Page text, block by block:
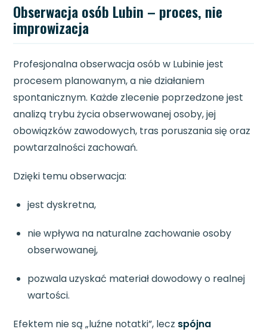
Obserwacja osób Lubin – proces, nie
improwizacja
Profesjonalna obserwacja osób w Lubinie jest
procesem planowanym, a nie działaniem
spontanicznym. Każde zlecenie poprzedzone jest
analizą trybu życia obserwowanej osoby, jej
obowiązków zawodowych, tras poruszania się oraz
powtarzalności zachowań.
Dzięki temu obserwacja:
jest dyskretna,
nie wpływa na naturalne zachowanie osoby
obserwowanej,
pozwala uzyskać materiał dowodowy o realnej
wartości.
Efektem nie są „luźne notatki”, lecz spójna